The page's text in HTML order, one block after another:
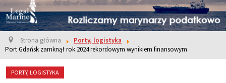
Strona główna
Porty, logistyka
Port Gdańsk zamknął rok 2024 rekordowym wynikiem finansowym
PORTY, LOGISTYKA